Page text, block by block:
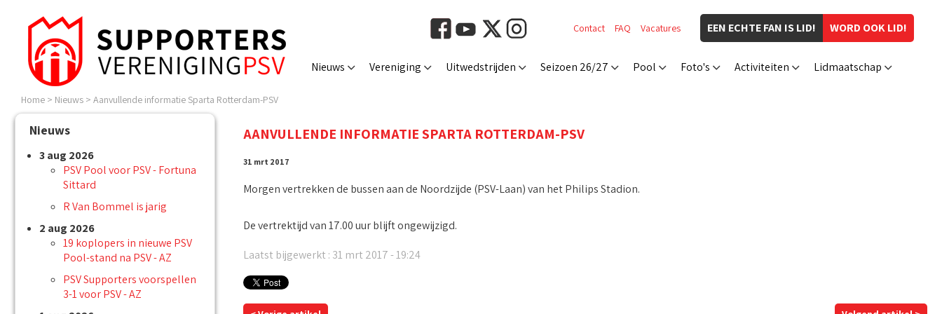
WORD OOK LID!
EEN ECHTE FAN IS LID!
Contact FAQ Vacatures
Nieuws Vereniging Uitwedstrijden Seizoen 26/27 Pool Foto's Activiteiten Lidmaatschap
Home > Nieuws > Aanvullende informatie Sparta Rotterdam-PSV
Nieuws
3 aug 2026
PSV Pool voor PSV - Fortuna
Sittard
R Van Bommel is jarig
2 aug 2026
19 koplopers in nieuwe PSV
Pool-stand na PSV - AZ
PSV Supporters voorspellen
3-1 voor PSV - AZ
AANVULLENDE INFORMATIE SPARTA ROTTERDAM-PSV
31 mrt 2017
Morgen vertrekken de bussen aan de Noordzijde (PSV-Laan) van het Philips Stadion.
De vertrektijd van 17.00 uur blijft ongewijzigd.
Laatst bijgewerkt : 31 mrt 2017 - 19:24